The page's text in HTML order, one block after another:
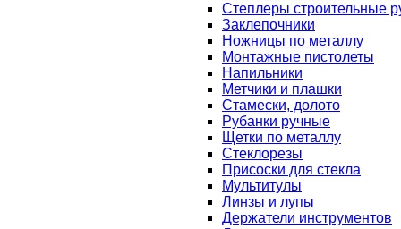
Степлеры строительные
Заклепочники
Ножницы по металлу
Монтажные пистолеты
Напильники
Метчики и плашки
Стамески, долото
Рубанки ручные
Щетки по металлу
Стеклорезы
Присоски для стекла
Мультитулы
Линзы и лупы
Держатели инструментов